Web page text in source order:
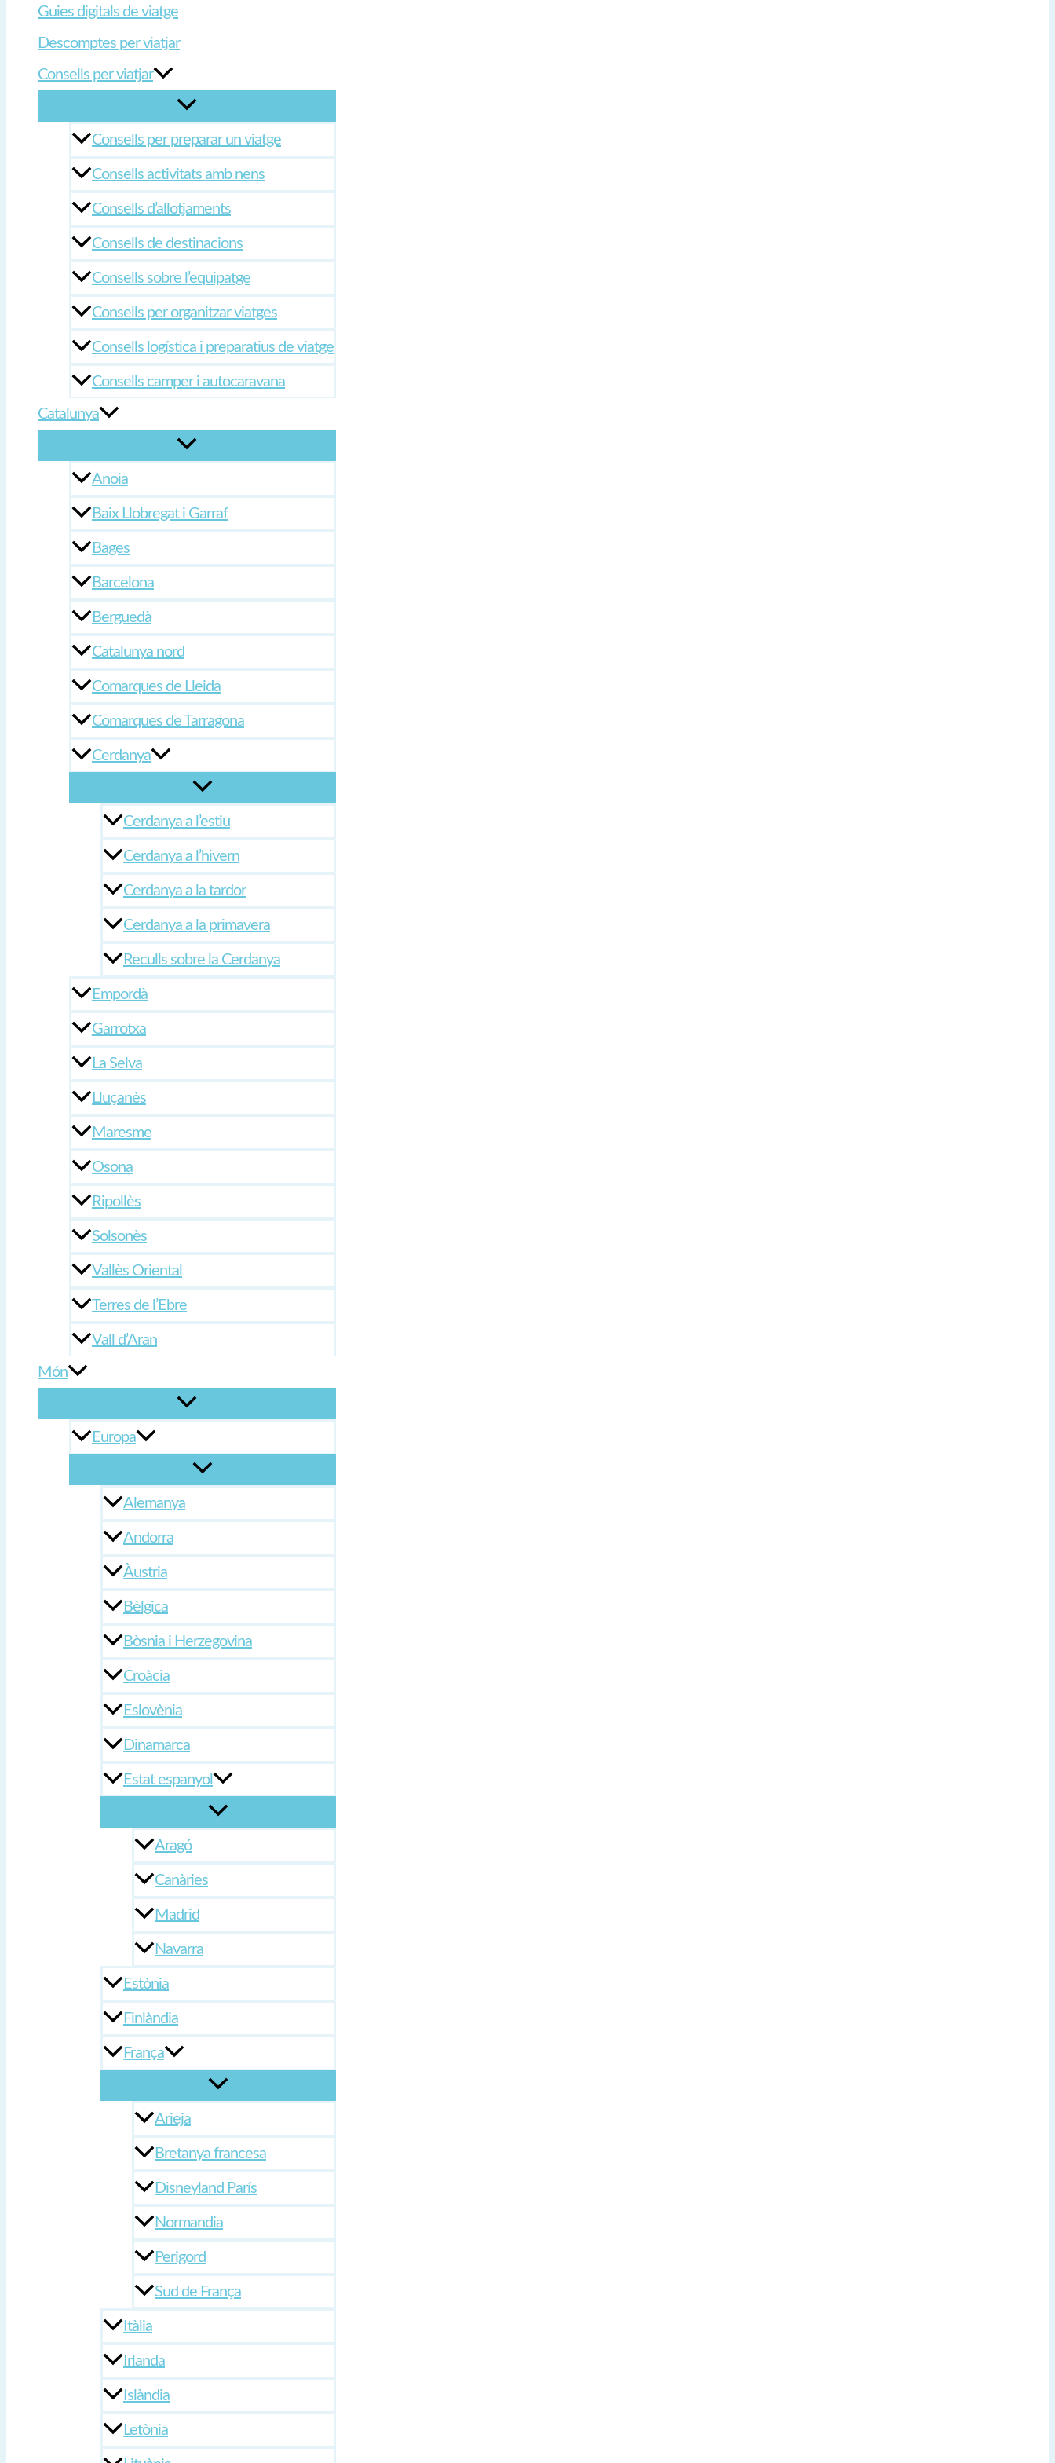
Guies digitals de viatge
Descomptes per viatjar
Consells per viatjar
Consells per preparar un viatge
Consells activitats amb nens
Consells d’allotjaments
Consells de destinacions
Consells sobre l’equipatge
Consells per organitzar viatges
Consells logística i preparatius de viatge
Consells camper i autocaravana
Catalunya
Anoia
Baix Llobregat i Garraf
Bages
Barcelona
Berguedà
Catalunya nord
Comarques de Lleida
Comarques de Tarragona
Cerdanya
Cerdanya a l’estiu
Cerdanya a l’hivern
Cerdanya a la tardor
Cerdanya a la primavera
Reculls sobre la Cerdanya
Empordà
Garrotxa
La Selva
Lluçanès
Maresme
Osona
Ripollès
Solsonès
Vallès Oriental
Terres de l’Ebre
Vall d’Aran
Món
Europa
Alemanya
Andorra
Àustria
Bèlgica
Bòsnia i Herzegovina
Croàcia
Eslovènia
Dinamarca
Estat espanyol
Aragó
Canàries
Madrid
Navarra
Estònia
Finlàndia
França
Arieja
Bretanya francesa
Disneyland París
Normandia
Perigord
Sud de França
Itàlia
Irlanda
Islàndia
Letònia